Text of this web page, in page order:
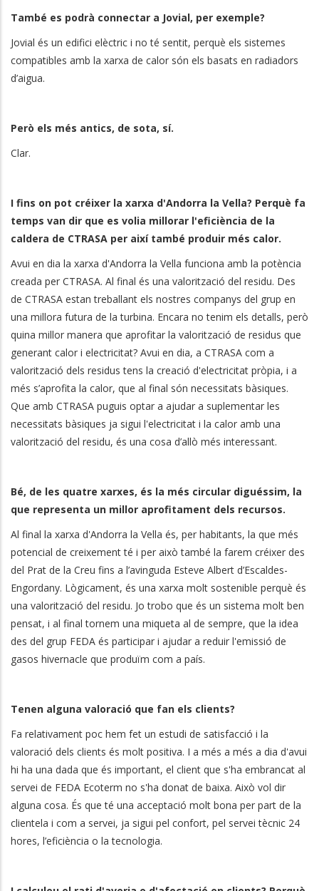
També es podrà connectar a Jovial, per exemple?
Jovial és un edifici elèctric i no té sentit, perquè els sistemes
compatibles amb la xarxa de calor són els basats en radiadors
d’aigua.
Però els més antics, de sota, sí.
Clar.
I fins on pot créixer la xarxa d'Andorra la Vella? Perquè fa
temps van dir que es volia millorar l'eficiència de la
caldera de CTRASA per així també produir més calor.
Avui en dia la xarxa d'Andorra la Vella funciona amb la potència
creada per CTRASA. Al final és una valorització del residu. Des
de CTRASA estan treballant els nostres companys del grup en
una millora futura de la turbina. Encara no tenim els detalls, però
quina millor manera que aprofitar la valorització de residus que
generant calor i electricitat? Avui en dia, a CTRASA com a
valorització dels residus tens la creació d'electricitat pròpia, i a
més s’aprofita la calor, que al final són necessitats bàsiques.
Que amb CTRASA puguis optar a ajudar a suplementar les
necessitats bàsiques ja sigui l'electricitat i la calor amb una
valorització del residu, és una cosa d’allò més interessant.
Bé, de les quatre xarxes, és la més circular diguéssim, la
que representa un millor aprofitament dels recursos.
Al final la xarxa d'Andorra la Vella és, per habitants, la que més
potencial de creixement té i per això també la farem créixer des
del Prat de la Creu fins a l’avinguda Esteve Albert d’Escaldes-
Engordany. Lògicament, és una xarxa molt sostenible perquè és
una valorització del residu. Jo trobo que és un sistema molt ben
pensat, i al final tornem una miqueta al de sempre, que la idea
des del grup FEDA és participar i ajudar a reduir l'emissió de
gasos hivernacle que produïm com a país.
Tenen alguna valoració que fan els clients?
Fa relativament poc hem fet un estudi de satisfacció i la
valoració dels clients és molt positiva. I a més a més a dia d'avui
hi ha una dada que és important, el client que s'ha embrancat al
servei de FEDA Ecoterm no s'ha donat de baixa. Això vol dir
alguna cosa. És que té una acceptació molt bona per part de la
clientela i com a servei, ja sigui pel confort, pel servei tècnic 24
hores, l’eficiència o la tecnologia.